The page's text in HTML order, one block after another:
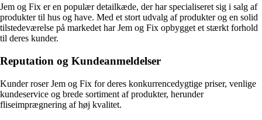
Jem og Fix er en populær detailkæde, der har specialiseret sig i salg af
produkter til hus og have. Med et stort udvalg af produkter og en solid
tilstedeværelse på markedet har Jem og Fix opbygget et stærkt forhold
til deres kunder.
Reputation og Kundeanmeldelser
Kunder roser Jem og Fix for deres konkurrencedygtige priser, venlige
kundeservice og brede sortiment af produkter, herunder
fliseimprægnering af høj kvalitet.